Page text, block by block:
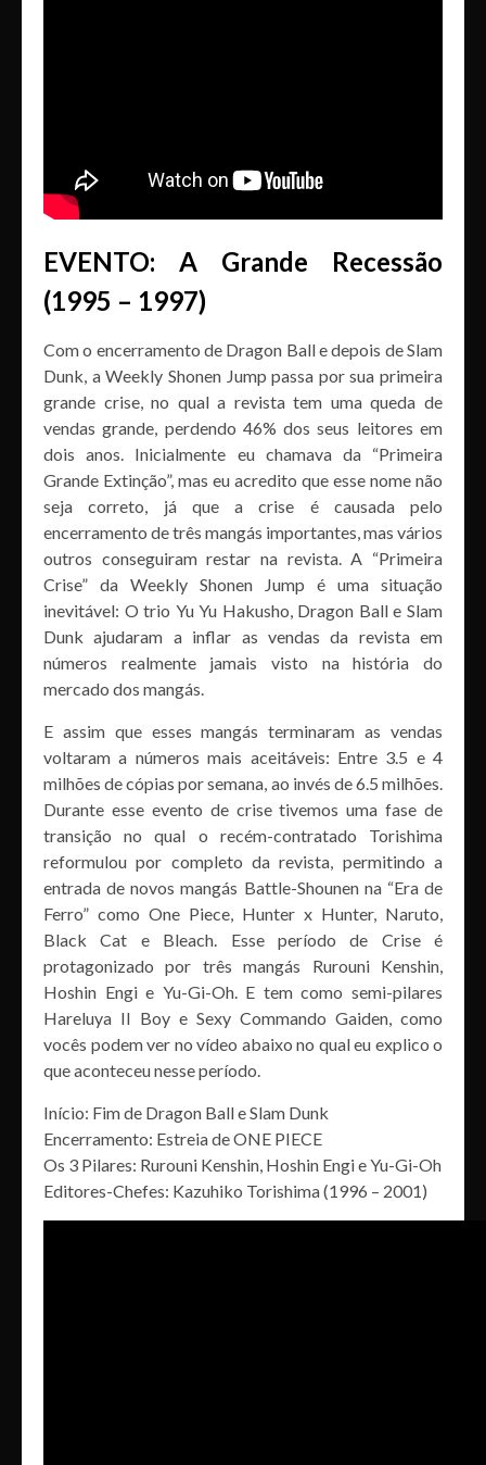
EVENTO: A Grande Recessão
(1995 – 1997)
Com o encerramento de Dragon Ball e depois de Slam
Dunk, a Weekly Shonen Jump passa por sua primeira
grande crise, no qual a revista tem uma queda de
vendas grande, perdendo 46% dos seus leitores em
dois anos. Inicialmente eu chamava da “Primeira
Grande Extinção”, mas eu acredito que esse nome não
seja correto, já que a crise é causada pelo
encerramento de três mangás importantes, mas vários
outros conseguiram restar na revista. A “Primeira
Crise” da Weekly Shonen Jump é uma situação
inevitável: O trio Yu Yu Hakusho, Dragon Ball e Slam
Dunk ajudaram a inflar as vendas da revista em
números realmente jamais visto na história do
mercado dos mangás.
E assim que esses mangás terminaram as vendas
voltaram a números mais aceitáveis: Entre 3.5 e 4
milhões de cópias por semana, ao invés de 6.5 milhões.
Durante esse evento de crise tivemos uma fase de
transição no qual o recém-contratado Torishima
reformulou por completo da revista, permitindo a
entrada de novos mangás Battle-Shounen na “Era de
Ferro” como One Piece, Hunter x Hunter, Naruto,
Black Cat e Bleach. Esse período de Crise é
protagonizado por três mangás Rurouni Kenshin,
Hoshin Engi e Yu-Gi-Oh. E tem como semi-pilares
Hareluya II Boy e Sexy Commando Gaiden, como
vocês podem ver no vídeo abaixo no qual eu explico o
que aconteceu nesse período.
Início: Fim de Dragon Ball e Slam Dunk
Encerramento: Estreia de ONE PIECE
Os 3 Pilares: Rurouni Kenshin, Hoshin Engi e Yu-Gi-Oh
Editores-Chefes: Kazuhiko Torishima (1996 – 2001)